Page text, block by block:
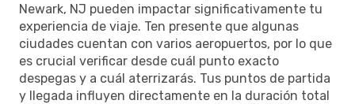
Newark, NJ pueden impactar significativamente tu
experiencia de viaje. Ten presente que algunas
ciudades cuentan con varios aeropuertos, por lo que
es crucial verificar desde cuál punto exacto
despegas y a cuál aterrizarás. Tus puntos de partida
y llegada influyen directamente en la duración total